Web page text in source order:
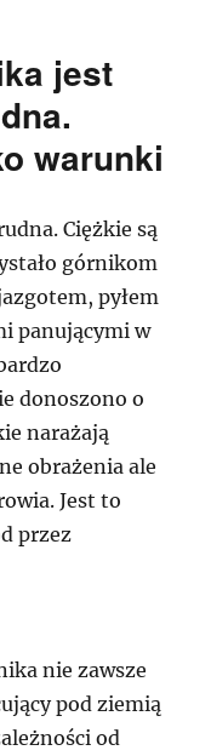
jest
warunki
Ciężkie są
górnikom
pyłem
panującymi w
donoszono o
narażają
obrażenia ale
Jest to
przez
nie zawsze
pod ziemią
od